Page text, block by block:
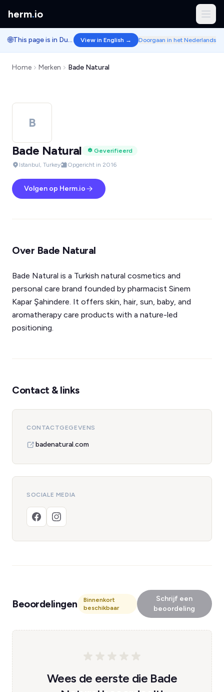
herm.io
🌐 This page is in Dutch. View in English → Doorgaan in het Nederlands
Home Merken Bade Natural
B
Bade Natural
Geverifieerd
Istanbul, Turkey
Opgericht in 2016
Volgen op Herm.io
Over Bade Natural
Bade Natural is a Turkish natural cosmetics and
personal care brand founded by pharmacist Sinem
Kapar Şahindere. It offers skin, hair, sun, baby, and
aromatherapy care products with a nature-led
positioning.
Contact & links
CONTACTGEGEVENS
badenatural.com
SOCIALE MEDIA
Beoordelingen
Binnenkort
beschikbaar
Schrijf een
beoordeling
Wees de eerste die Bade